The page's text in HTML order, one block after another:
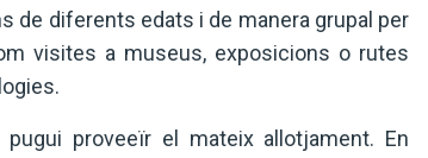
de diferents edats i de manera grupal per
visites a museus, exposicions o rutes
proveeïr el mateix allotjament. En